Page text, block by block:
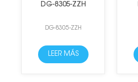
DG-8305-ZZH
DG-8305-ZZH
LEER MÁS